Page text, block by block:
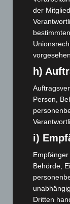
April 2026(99)
März 2026 (115)
Februar 2026
Januar 2026
November 2025
Oktober 2025
September
August 2025
Juli 2025(90)
Juni 2025(103)
Mai 2025(112)
April 2025(88)
März 2025(111)
der
h)
Person,
i)
Behörde,
Dritten